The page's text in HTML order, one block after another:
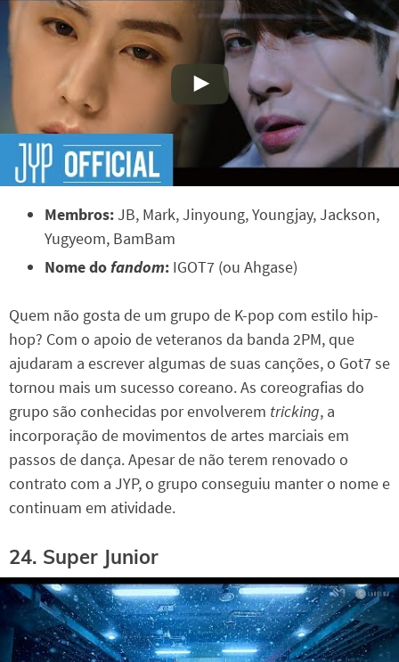
Membros:JB, Mark, Jinyoung, Youngjay, Jackson,
Yugyeom, BamBam
Nome dofandom: IGOT7 (ou Ahgase)
Quem não gosta de um grupo de K-pop com estilo hip-
hop? Com o apoio de veteranos da banda 2PM, que
ajudaram a escrever algumas de suas canções, o Got7 se
tornou mais um sucesso coreano. As coreografias do
grupo são conhecidas por envolverem tricking, a
incorporação de movimentos de artes marciais em
passos de dança. Apesar de não terem renovado o
contrato com a JYP, o grupo conseguiu manter o nome e
continuam em atividade.
24. Super Junior